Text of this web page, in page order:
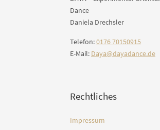
Dance
Daniela Drechsler
Telefon:0176 70150915
E-Mail: Daya@dayadance.de
Rechtliches
Impressum